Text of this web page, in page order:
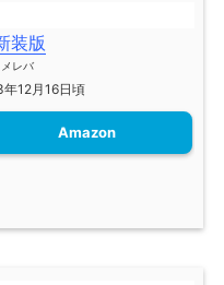
装版
レバ
12月16日頃
Amazon